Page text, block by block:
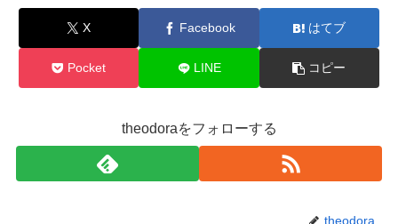
X Facebook はてブ
Pocket LINE コピー
theodoraをフォローする
theodora